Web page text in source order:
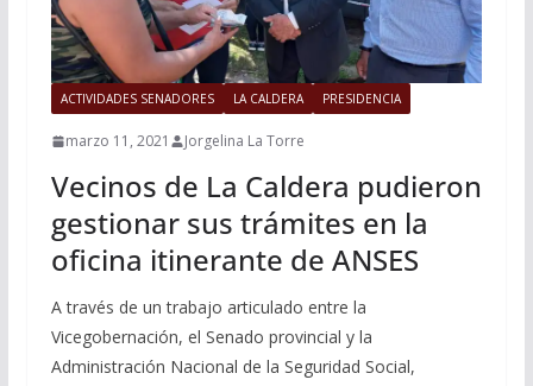
ACTIVIDADES SENADORES LA CALDERA PRESIDENCIA
marzo 11, 2021 Jorgelina La Torre
Vecinos de La Caldera pudieron
gestionar sus trámites en la
oficina itinerante de ANSES
A través de un trabajo articulado entre la
Vicegobernación, el Senado provincial y la
Administración Nacional de la Seguridad Social,